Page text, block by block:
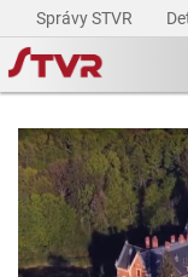
Správy STVR